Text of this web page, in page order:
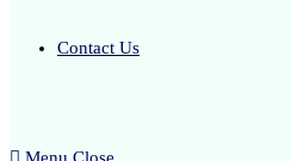
Contact Us